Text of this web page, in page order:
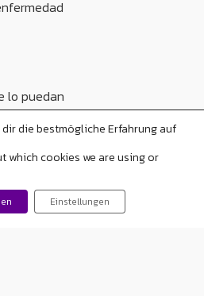
lo puedan
cuanto antes ya
personas
en Argentina y
del
dir die bestmögliche Erfahrung auf
which cookies we are using or
Einstellungen